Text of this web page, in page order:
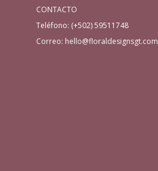
CONTACTO
Teléfono: (+502) 59511748
Correo: hello@floraldesignsgt.com